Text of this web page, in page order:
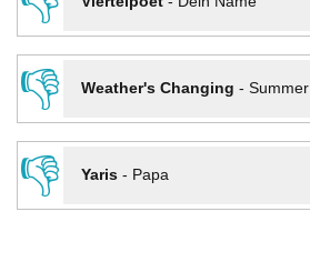
👎
Weather's Changing - Summer
👎
Yaris- Papa